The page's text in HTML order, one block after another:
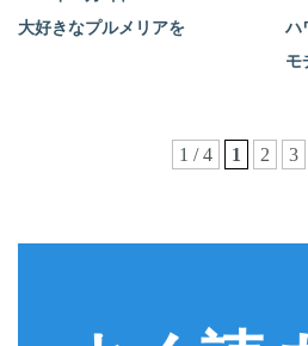
大好きなプルメリアを
ハ
モ
1 / 4 1 2 3